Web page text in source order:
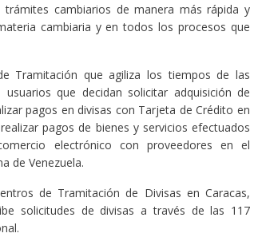
cambiarios de manera más rápida y
cambiaria y en todos los procesos que
Tramitación que agiliza los tiempos de las
que decidan solicitar adquisición de
pagos en divisas con Tarjeta de Crédito en
pagos de bienes y servicios efectuados
electrónico con proveedores en el
de Venezuela.
de Tramitación de Divisas en Caracas,
solicitudes de divisas a través de las 117